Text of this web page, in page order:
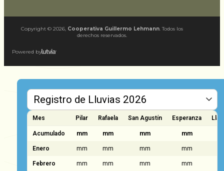
Copyright © 2026, Cooperativa Guillermo Lehmann. Todos los
derechos reservados.
Powered by
Mes Pilar Rafaela San Agustín Esperanza
Acumulado mm mm mm mm
Enero mm mm mm mm
Febrero mm mm mm mm